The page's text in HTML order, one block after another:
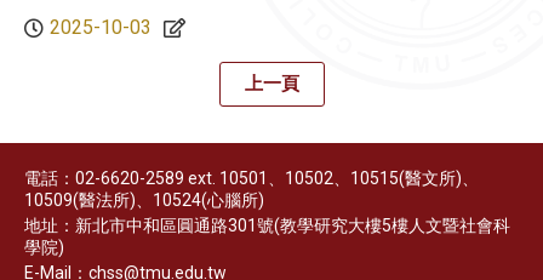
2025-10-03
上一頁
電話：02-6620-2589 ext. 10501、10502、10515(醫文所)、
10509(醫法所)、10524(心腦所)
地址：新北市中和區圓通路301號(教學研究大樓5樓人文暨社會科
學院)
E-Mail：chss@tmu.edu.tw